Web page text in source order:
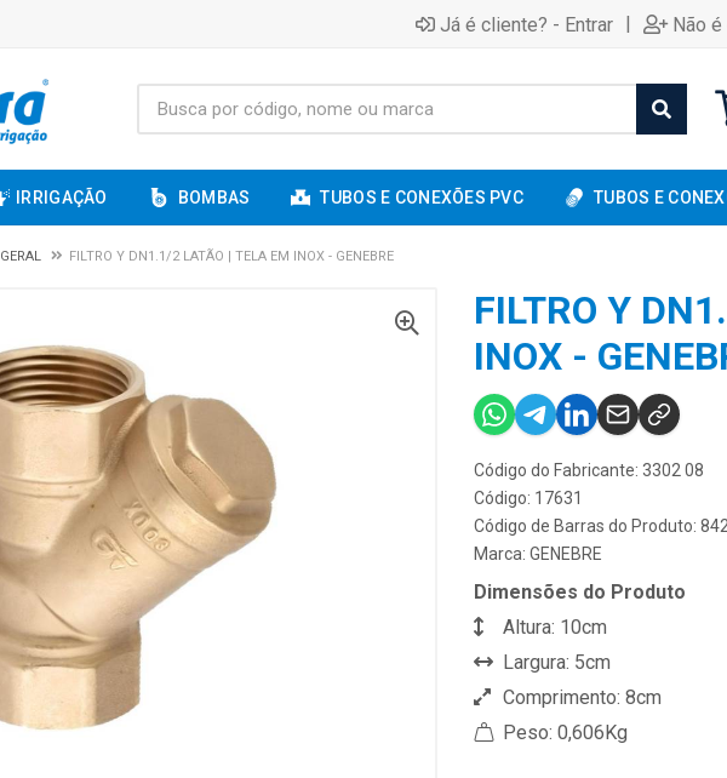
Já é cliente? - Entrar | Não
IRRIGAÇÃO BOMBAS TUBOS E CONEXÕES PVC TUBOS E
GERAL FILTRO Y DN1.1/2 LATÃO | TELA EM INOX - GENEBRE
FILTRO Y
INOX -
Código do Fabricante: 3302 08
Código: 17631
Código de Barras do Produto:
Marca: GENEBRE
Dimensões do Produto
Altura: 10cm
Largura: 5cm
Comprimento: 8cm
Peso: 0,606Kg